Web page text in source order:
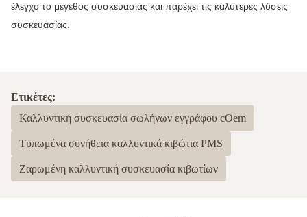
έλεγχο το μέγεθος συσκευασίας και παρέχει τις καλύτερες λύσεις
συσκευασίας.
Ετικέτες:
Καλλυντική συσκευασία σωλήνων εγγράφου cOem
Τυπωμένα συνήθεια καλλυντικά κιβώτια PMS
Ζαρωμένη καλλυντική συσκευασία κιβωτίων